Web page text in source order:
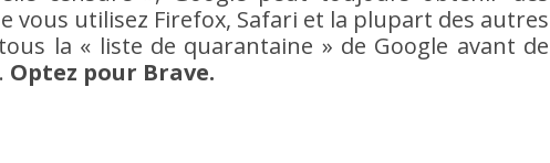
vous utilisez Firefox, Safari et la plupart des autres
la « liste de quarantaine » de Google avant de
Optez pour Brave.